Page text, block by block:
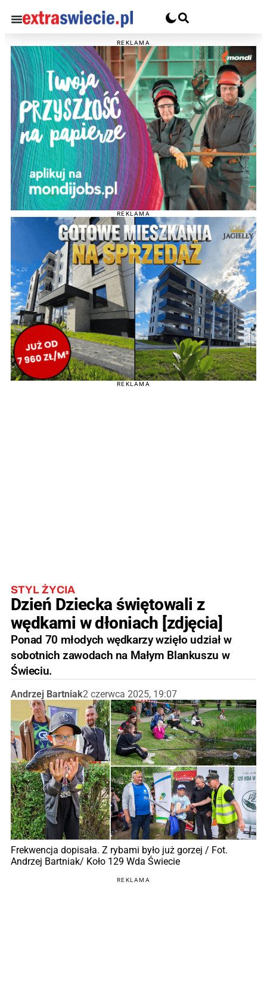
REKLAMA
REKLAMA
REKLAMA
STYL ŻYCIA
Dzień Dziecka świętowali z
wędkami w dłoniach [zdjęcia]
Ponad 70 młodych wędkarzy wzięło udział w
sobotnich zawodach na Małym Blankuszu w
Świeciu.
Andrzej Bartniak2 czerwca 2025, 19:07
Frekwencja dopisała. Z rybami było już gorzej / Fot.
Andrzej Bartniak/ Koło 129 Wda Świecie
REKLAMA